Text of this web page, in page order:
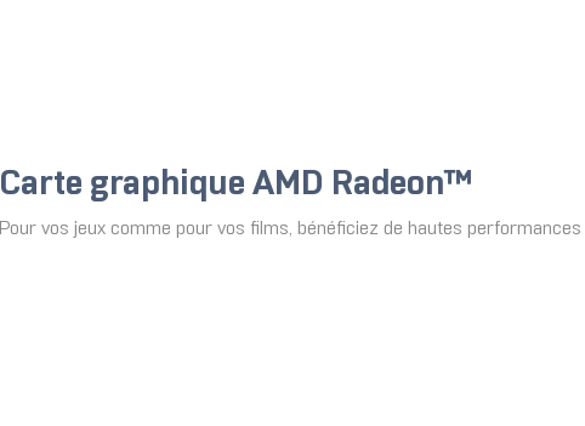
Carte graphique AMD Radeon™
Pour vos jeux comme pour vos films, bénéficiez de hautes